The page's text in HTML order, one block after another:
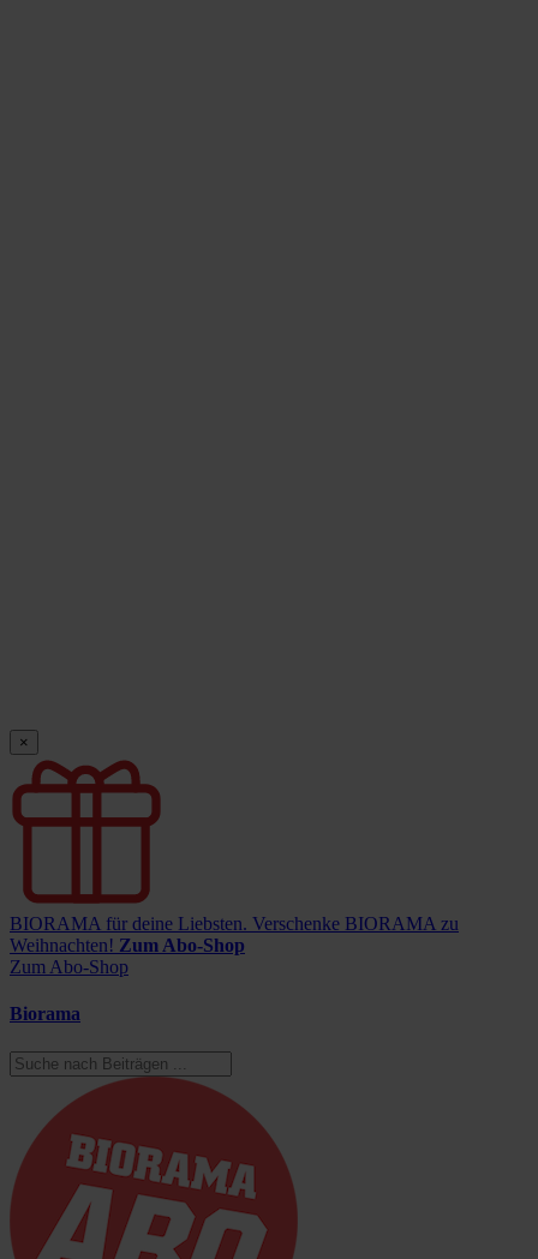
×
BIORAMA für deine Liebsten. Verschenke BIORAMA zu
Weihnachten! Zum Abo-Shop
Zum Abo-Shop
Biorama